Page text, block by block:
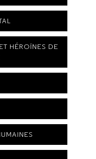
HÉROÏNES DE